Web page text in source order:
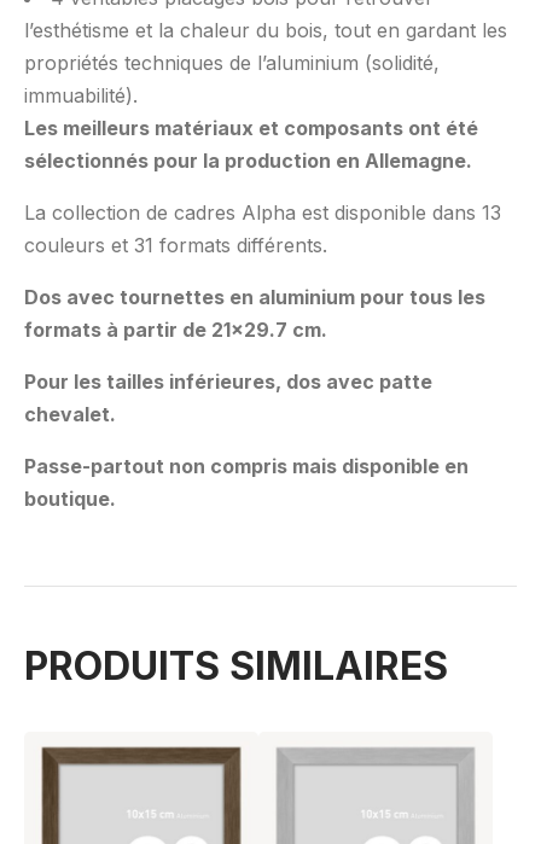
l’esthétisme et la chaleur du bois, tout en gardant les
propriétés techniques de l’aluminium (solidité,
immuabilité).
Les meilleurs matériaux et composants ont été
sélectionnés pour la production en Allemagne.
La collection de cadres Alpha est disponible dans 13
couleurs et 31 formats différents.
Dos avec tournettes en aluminium pour tous les
formats à partir de 21×29.7 cm.
Pour les tailles inférieures, dos avec patte
chevalet.
Passe-partout non compris mais disponible en
boutique.
PRODUITS SIMILAIRES